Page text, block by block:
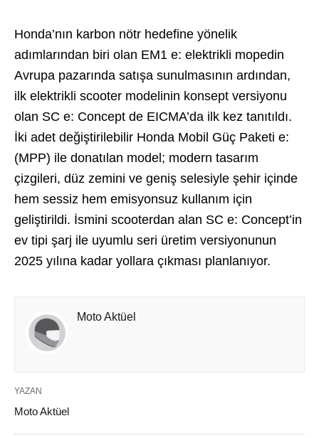
Honda’nın karbon nötr hedefine yönelik
adımlarından biri olan EM1 e: elektrikli mopedin
Avrupa pazarında satışa sunulmasının ardından,
ilk elektrikli scooter modelinin konsept versiyonu
olan SC e: Concept de EICMA’da ilk kez tanıtıldı.
İki adet değiştirilebilir Honda Mobil Güç Paketi e:
(MPP) ile donatılan model; modern tasarım
çizgileri, düz zemini ve geniş selesiyle şehir içinde
hem sessiz hem emisyonsuz kullanım için
geliştirildi. İsmini scooterdan alan SC e: Concept’in
ev tipi şarj ile uyumlu seri üretim versiyonunun
2025 yılına kadar yollara çıkması planlanıyor.
Moto Aktüel
YAZAN
Moto Aktüel